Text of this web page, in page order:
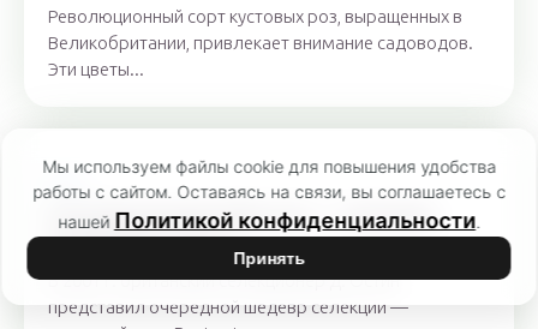
Революционный сорт кустовых роз, выращенных в
Великобритании, привлекает внимание садоводов.
Эти цветы...
Розы
Роза Бенджамин Бриттен — описание
английского сорта
В 2001 г. британский селекционер Д. Остин
представил очередной шедевр селекции —
Мы используем файлы cookie для повышения удобства
работы с сайтом. Оставаясь на связи, вы соглашаетесь с
нашей Политикой конфиденциальности.
Принять